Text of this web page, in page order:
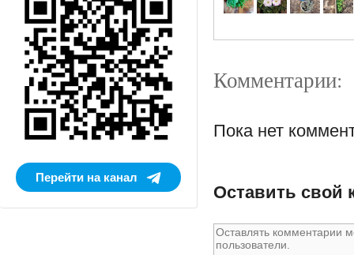
Комментарии:
Пока нет
Оставить свой
Перейти на канал